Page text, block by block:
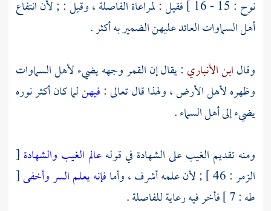
نوح : 15 - 16 ] فقيل : لمراعاة الفاصلة ، وقيل : ; لأن انتفاع
أهل السماوات العائد عليهن الضمير به أكثر .
وقالابن الأنباري : يقال إن القمر وجهه يضيء لأهل السماوات
وظهره لأهل الأرض ، ولهذا قال تعالى :فيهنلما كان أكثر نوره
يضيء إلى أهل السماء .
ومنه تقديم الغيب على الشهادة في قولهعالم الغيب والشهادة [
الزمر : 46 ] ; لأن علمه أشرف ، وأما
فإنه يعلم السر وأخفى[
طه : 7 ] فأخر فيه رعاية للفاصلة .